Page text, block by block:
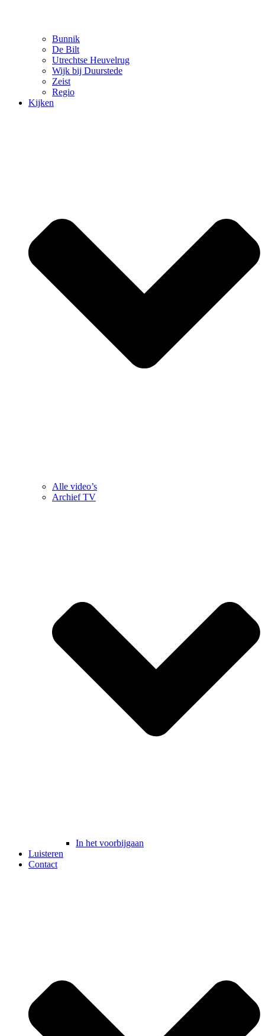
Bunnik
De Bilt
Utrechtse Heuvelrug
Wijk bij Duurstede
Zeist
Regio
Kijken
Alle video’s
Archief TV
In het voorbijgaan
Luisteren
Contact